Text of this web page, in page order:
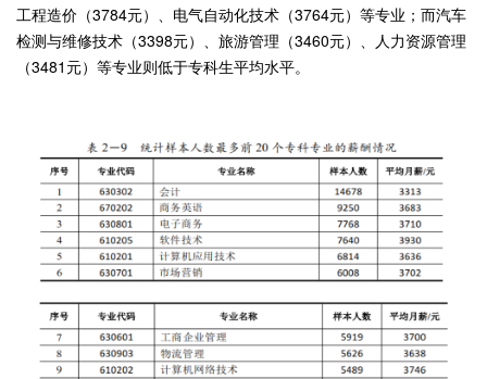
工程造价（3784元）、电气自动化技术（3764元）等专业；而汽车
检测与维修技术（3398元）、旅游管理（3460元）、人力资源管理
（3481元）等专业则低于专科生平均水平。